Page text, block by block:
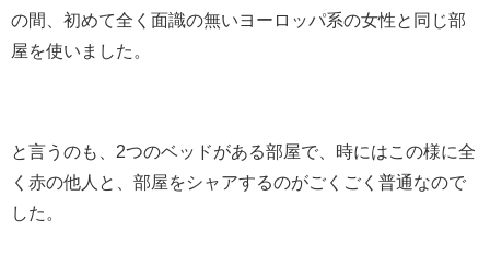
の間、初めて全く面識の無いヨーロッパ系の女性と同じ部
屋を使いました。
と言うのも、2つのベッドがある部屋で、時にはこの様に全
く赤の他人と、部屋をシャアするのがごくごく普通なので
した。